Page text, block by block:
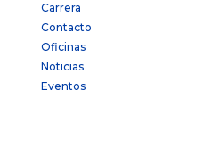
Carrera
Contacto
Oficinas
Noticias
Eventos